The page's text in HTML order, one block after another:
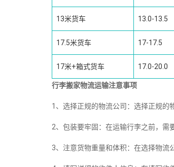
13米货车 13.0-13.5
17.5米货车 17-17.5
17米+箱式货车 17.0-20.0
行李搬家物流运输注意事项
1、选择正规的物流公司：选择正规的
2、包装要牢固：在运输行李之前，需
3、注意货物重量和体积：在选择物流